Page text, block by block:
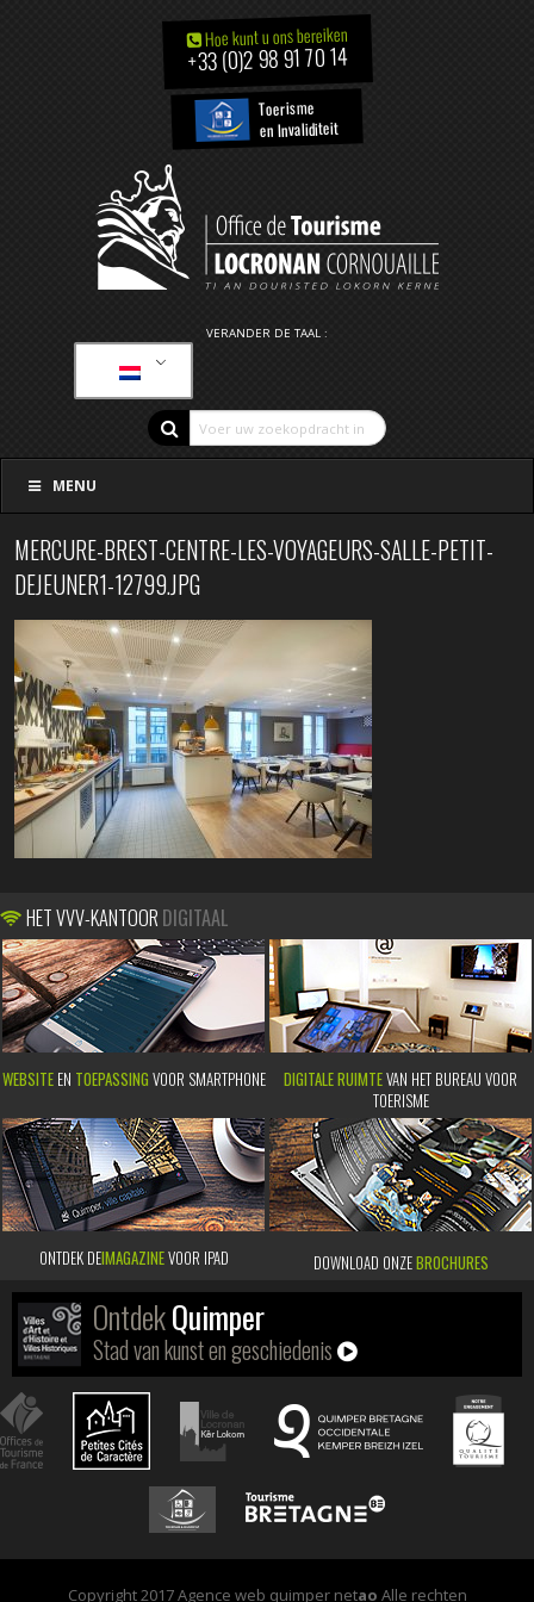
Hoe kunt u ons bereiken
+33 (0)2 98 91 70 14
Toerisme
en Invaliditeit
VERANDER DE TAAL :
MENU
MERCURE-BREST-CENTRE-LES-VOYAGEURS-SALLE-PETIT-
DEJEUNER1-12799.JPG
HET VVV-KANTOOR DIGITAAL
WEBSITEEN TOEPASSING VOOR SMARTPHONE DIGITALE RUIMTEVAN HET BUREAU VOOR
TOERISME
ONTDEK DEIMAGAZINEVOOR IPAD DOWNLOAD ONZEBROCHURES
OntdekQuimper
Stad van kunst en geschiedenis
Copyright 2017 Agence web quimper netao Alle rechten